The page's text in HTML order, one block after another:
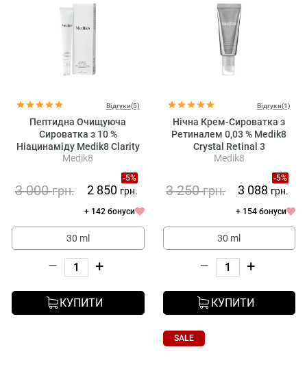
Відгуки(5)
Пептидна Очищуюча
Сироватка з 10 %
Ніацинаміду Medik8 Clarity
Peptides Serum
Medik8
-5%
3 000грн. 2 850 грн.
+ 142 бонуси
30 ml
– +
КУПИТИ
Відгуки(1)
Нічна Крем-Сироватка з
Ретиналем 0,03 % Medik8
Crystal Retinal 3
Medik8
-5%
3 250грн. 3 088 грн.
+ 154 бонуси
30 ml
– +
КУПИТИ
SALE